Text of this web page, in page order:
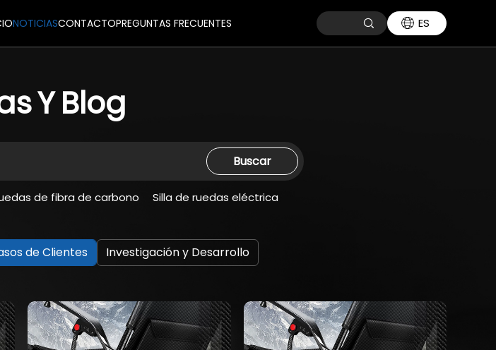
NOTICIASCONTACTOPREGUNTAS FRECUENTES ES
YBlog
Buscar
de fibra de carbono Silla de ruedas eléctrica
de Clientes Investigación y Desarrollo